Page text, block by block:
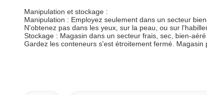
Manipulation et stockage :
Manipulation : Employez seulement dans un secteur
N'obtenez pas dans les yeux, sur la peau, ou sur
Stockage : Magasin dans un secteur frais, sec, bien-
Gardez les conteneurs s'est étroitement fermé. Magasin